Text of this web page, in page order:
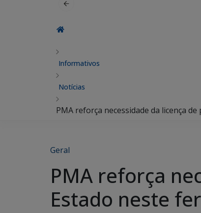
Informativos
Notícias
PMA reforça necessidade da licença
Geral
PMA reforça
Estado neste